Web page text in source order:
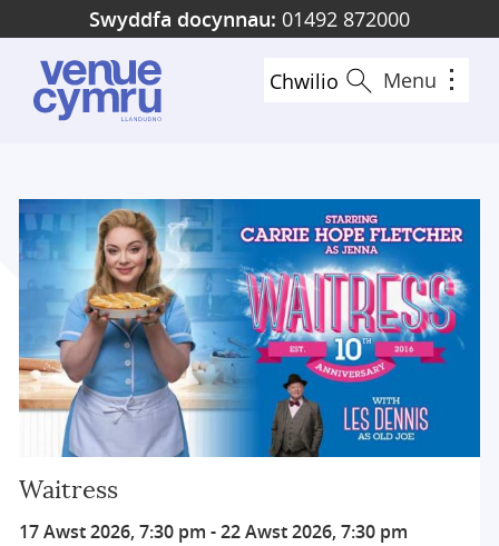
to
main
content
Swyddfa docynnau: 01492 872000
Chwilio Menu
Waitress
17 Awst 2026, 7:30 pm -22 Awst 2026, 7:30 pm